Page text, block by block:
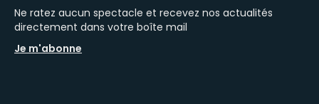
Ne ratez aucun spectacle et recevez nos actualités
directement dans votre boîte mail
Je m'abonne